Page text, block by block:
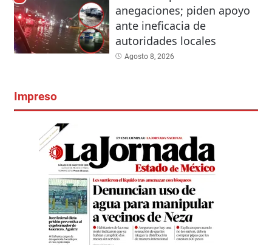
anegaciones; piden apoyo
ante ineficacia de
autoridades locales
Agosto 8, 2026
Impreso